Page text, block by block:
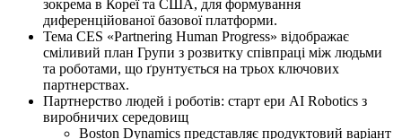
зокрема в Кореї та США, для формування
диференційованої базової платформи.
Тема CES «Partnering Human Progress» відображає
сміливий план Групи з розвитку співпраці між людьми
та роботами, що ґрунтується на трьох ключових
партнерствах.
Партнерство людей і роботів: старт ери AI Robotics з
виробничих середовищ
Boston Dynamics представляє продуктовий варіант